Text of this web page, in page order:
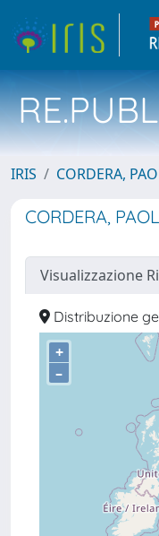
IRIS CORDERA,
CORDERA,
Visualizzazione
Distribuzione
+
–